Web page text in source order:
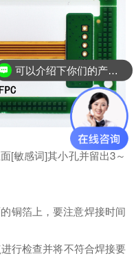
[敏感词]其小孔并留出3～
铜箔上，要注意焊接时间
行检查并将不符合焊接要
可以介绍下你们的产品么？